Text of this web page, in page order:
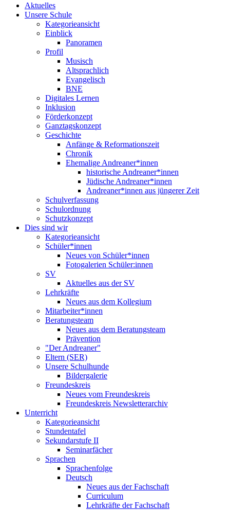
Aktuelles
Unsere Schule
Kategorieansicht
Einblick
Panoramen
Profil
Musisch
Altsprachlich
Evangelisch
BNE
Digitales Lernen
Inklusion
Förderkonzept
Ganztagskonzept
Geschichte
Anfänge & Reformationszeit
Chronik
Ehemalige Andreaner*innen
historische Andreaner*innen
Jüdische Andreaner*innen
Andreaner*innen aus jüngerer Zeit
Schulverfassung
Schulordnung
Schutzkonzept
Dies sind wir
Kategorieansicht
Schüler*innen
Neues von Schüler*innen
Fotogalerien Schüler:innen
SV
Aktuelles aus der SV
Lehrkräfte
Neues aus dem Kollegium
Mitarbeiter*innen
Beratungsteam
Neues aus dem Beratungsteam
Prävention
"Der Andreaner"
Eltern (SER)
Unsere Schulhunde
Bildergalerie
Freundeskreis
Neues vom Freundeskreis
Freundeskreis Newsletterarchiv
Unterricht
Kategorieansicht
Stundentafel
Sekundarstufe II
Seminarfächer
Sprachen
Sprachenfolge
Deutsch
Neues aus der Fachschaft
Curriculum
Lehrkräfte der Fachschaft